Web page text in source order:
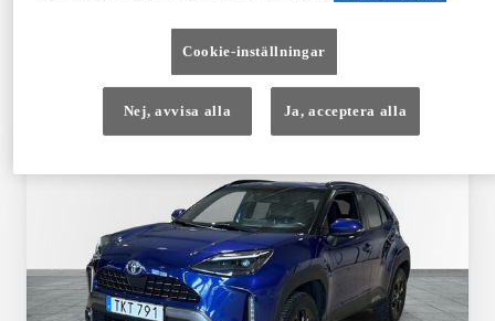
12 månaders vägassistans
Cookie-inställningar
Nej, avvisa alla Ja, acceptera alla